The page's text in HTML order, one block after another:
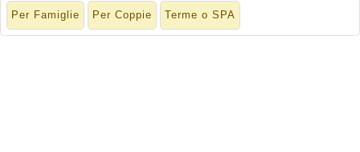
Per Famiglie Per Coppie Terme o SPA